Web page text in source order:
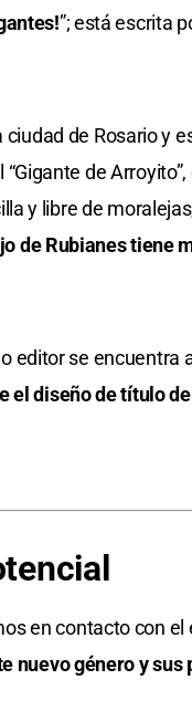
”; está escrita
de Rosario y
de Arroyito”,
y libre de
de Rubianes tiene
editor se
el diseño de título
en contacto con
nuevo género y